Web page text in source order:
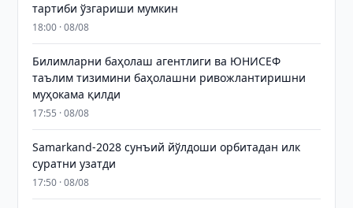
тартиби ўзгариши мумкин
18:00 · 08/08
Билимларни баҳолаш агентлиги ва ЮНИСЕФ
таълим тизимини баҳолашни ривожлантиришни
муҳокама қилди
17:55 · 08/08
Samarkand-2028 сунъий йўлдоши орбитадан илк
суратни узатди
17:50 · 08/08